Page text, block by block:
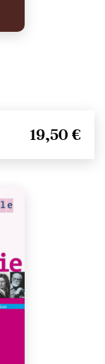
19,50 €